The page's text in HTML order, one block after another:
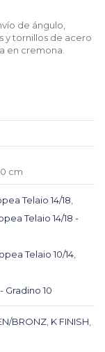
de ángulo,
y tornillos de acero
en cremona.
cm
Telaio 14/18,
Telaio 14/18 -
Telaio 10/14,
Gradino 10
BRONZ, K FINISH,